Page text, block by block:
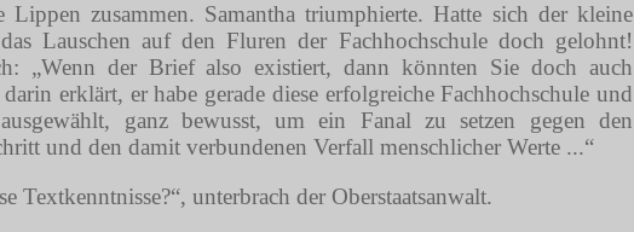
Lippen zusammen. Samantha triumphierte. Hatte sich der kleine
Lauschen auf den Fluren der Fachhochschule doch gelohnt!
„Wenn der Brief also existiert, dann könnten Sie doch auch
erklärt, er habe gerade diese erfolgreiche Fachhochschule und
ganz bewusst, um ein Fanal zu setzen gegen den
und den damit verbundenen Verfall menschlicher Werte ...“
Textkenntnisse?“, unterbrach der Oberstaatsanwalt.